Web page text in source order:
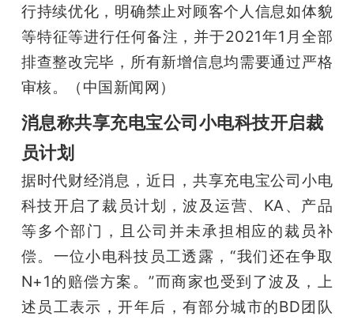
行持续优化，明确禁止对顾客个人信息如体貌
等特征等进行任何备注，并于2021年1月全部
排查整改完毕，所有新增信息均需要通过严格
审核。（中国新闻网）
消息称共享充电宝公司小电科技开启裁
员计划
据时代财经消息，近日，共享充电宝公司小电
科技开启了裁员计划，波及运营、KA、产品
等多个部门，且公司并未承担相应的裁员补
偿。一位小电科技员工透露，“我们还在争取
N+1的赔偿方案。”而商家也受到了波及，上
述员工表示，开年后，有部分城市的BD团队